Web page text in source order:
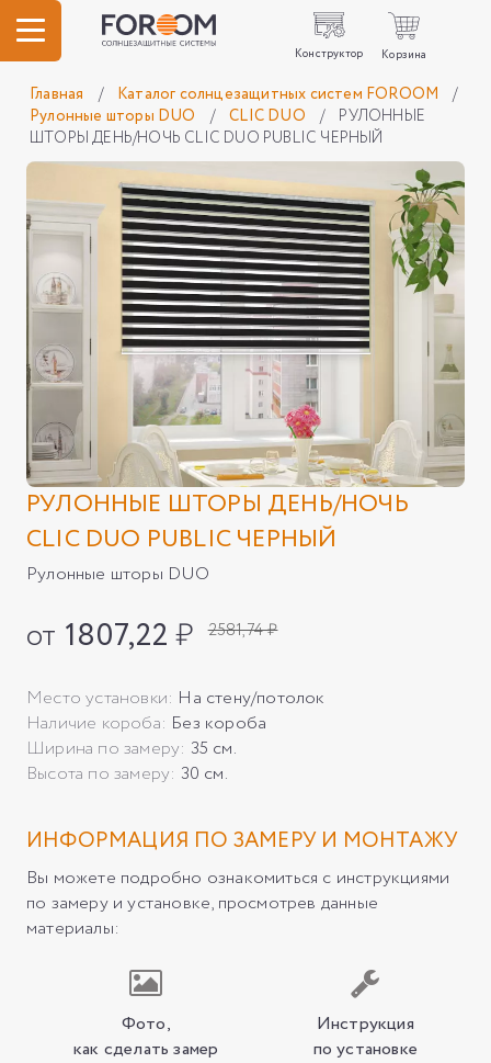
Конструктор Корзина
Главная / Каталог солнцезащитных систем FOROOM
/
Рулонные шторы DUO
/ CLIC DUO /
РУЛОННЫЕ
ШТОРЫ ДЕНЬ/НОЧЬ CLIC DUO PUBLIC ЧЕРНЫЙ
РУЛОННЫЕ ШТОРЫ ДЕНЬ/НОЧЬ
CLIC DUO PUBLIC ЧЕРНЫЙ
Рулонные шторы DUO
от 1807,22₽ 2581,74 ₽
Место установки: На стену/потолок
Наличие короба: Без короба
Ширина по замеру: 35 см.
Высота по замеру: 30 см.
ИНФОРМАЦИЯ ПО ЗАМЕРУ И МОНТАЖУ
Вы можете подробно ознакомиться с инструкциями
по замеру и установке, просмотрев данные
материалы:
Фото,
как сделать замер
Инструкция
по установке